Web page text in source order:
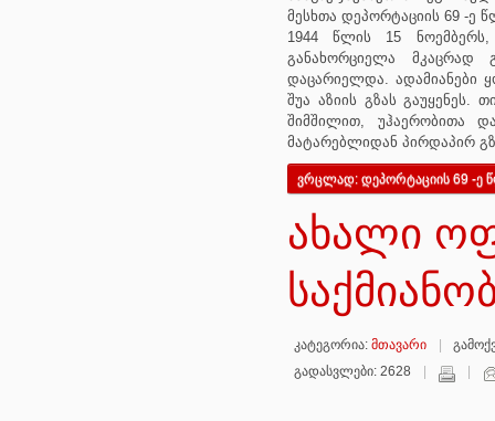
მესხთა დეპორტაციის 69 -ე
1944 წლის 15
განახორციელა მკაცრად
დაცარიელდა. ადამიანები
შუა აზიის გზას გაუყენეს.
შიმშილით, უჰაერობითა
მატარებლიდან პირდაპირ
ვრცლად: დეპორტაციის 69 -ე
ახალი
კატეგორია: მთავარი
გადასვლები: 2628